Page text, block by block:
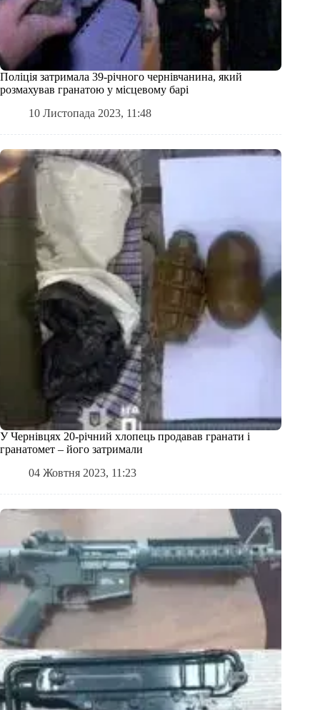
Поліція затримала 39-річного чернівчанина, який
розмахував гранатою у місцевому барі
10 Листопада 2023, 11:48
У Чернівцях 20-річний хлопець продавав гранати і
гранатомет – його затримали
04 Жовтня 2023, 11:23